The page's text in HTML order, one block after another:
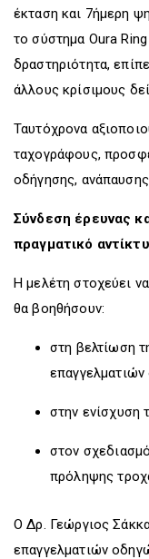
έκταση και 7ήμερη
το σύστημα Oura
δραστηριότητα,
άλλους κρίσιμους
Ταυτόχρονα
ταχογράφους,
οδήγησης,
Σύνδεση έρευνας
πραγματικό
Η μελέτη στοχεύει
θα βοηθήσουν:
στη βελτίωση
στην ενίσχυση
στον
πρόληψης
Ο Δρ. Γεώργιος
επαγγελματιών